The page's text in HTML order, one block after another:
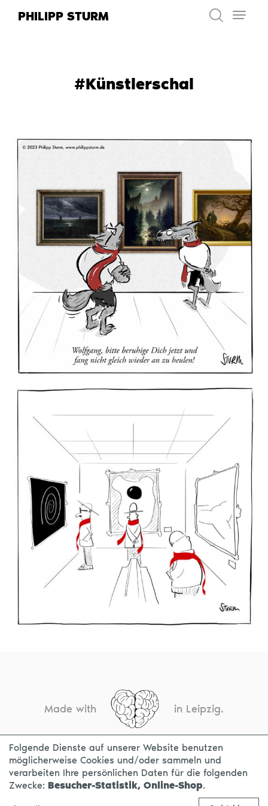
InhaltPHILIPP STURM
#Künstlerschal
Made with in Leipzig.
KONTAKT IMPRESSUM DATENSCHUTZ
Folgende Dienste auf unserer Website benutzen
möglicherweise Cookies und/oder sammeln und
verarbeiten Ihre persönlichen Daten für die folgenden
Zwecke: Besucher-Statistik, Online-Shop.